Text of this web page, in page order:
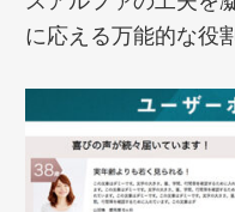
に応える万能的な役